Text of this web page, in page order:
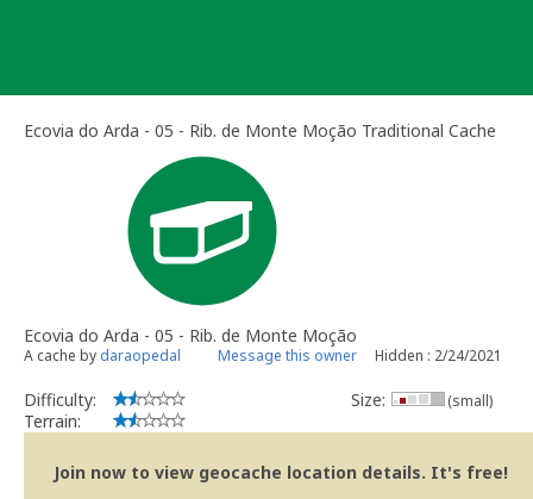
Ecovia do Arda - 05 - Rib. de Monte Moção Traditional Cache
Ecovia do Arda - 05 - Rib. de Monte Moção
A cache by daraopedal Message this owner Hidden : 2/24/2021
Difficulty:
Terrain:
Size: (small)
Join now to view geocache location details. It's free!